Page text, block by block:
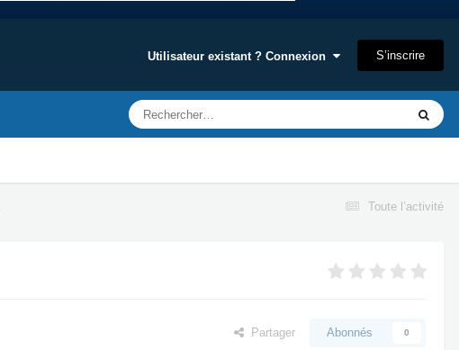
Utilisateur existant ? Connexion S’inscrire
Toute l’activité
Partager Abonnés 0